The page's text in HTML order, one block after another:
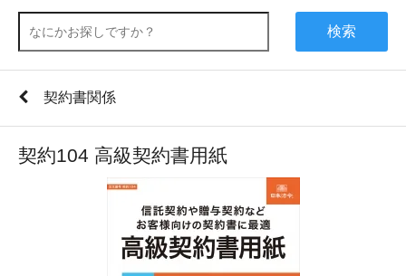
検索
契約書関係
契約104 高級契約書用紙